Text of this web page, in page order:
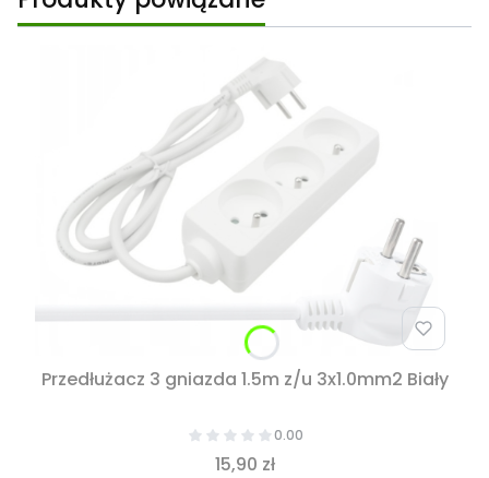
Przedłużacz 3 gniazda 1.5m z/u 3x1.0mm2 Biały
0.00
15,90 zł